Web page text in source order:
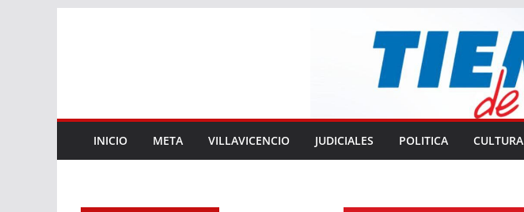
INICIO META VILLAVICENCIO JUDICIALES POLITICA CULTURA